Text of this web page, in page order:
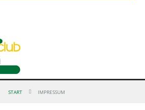
START IMPRESSUM